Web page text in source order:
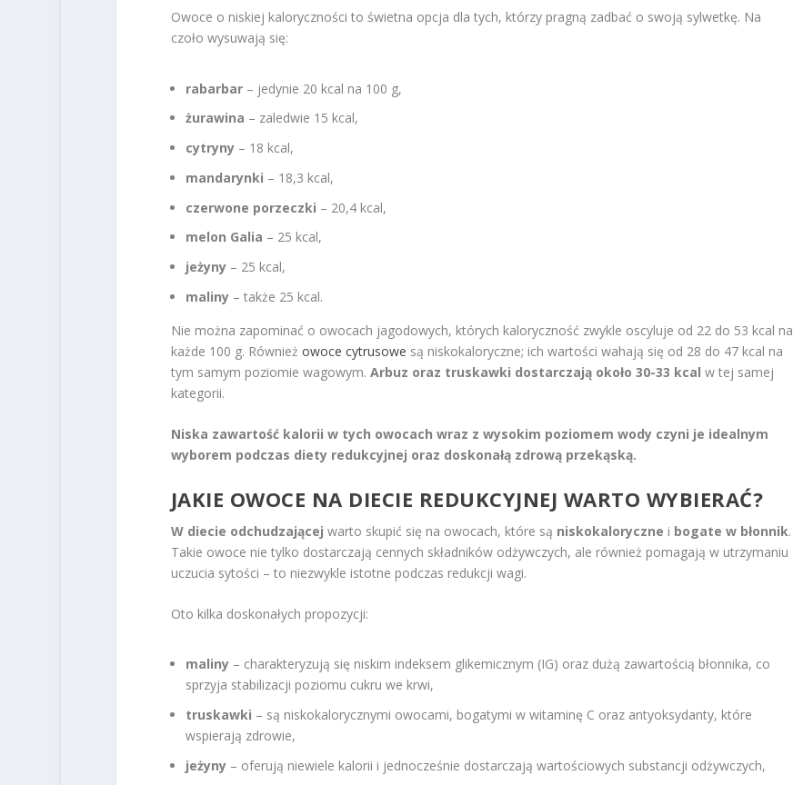
Owoce o niskiej kaloryczności to świetna opcja dla tych, którzy pragną zadbać o swoją sylwetkę. Na
czoło wysuwają się:
rabarbar– jedynie 20 kcal na 100 g,
żurawina – zaledwie 15 kcal,
cytryny– 18 kcal,
mandarynki – 18,3 kcal,
czerwone porzeczki – 20,4 kcal,
melon Galia – 25 kcal,
jeżyny– 25 kcal,
maliny– także 25 kcal.
Nie można zapominać o owocach jagodowych, których kaloryczność zwykle oscyluje od 22 do 53 kcal na
każde 100 g. Również owoce cytrusowe są niskokaloryczne; ich wartości wahają się od 28 do 47 kcal na
tym samym poziomie wagowym. Arbuz oraz truskawki dostarczają około 30-33 kcal w tej samej
kategorii.
Niska zawartość kalorii w tych owocach wraz z wysokim poziomem wody czyni je idealnym
wyborem podczas diety redukcyjnej oraz doskonałą zdrową przekąską.
JAKIE OWOCE NA DIECIE REDUKCYJNEJ WARTO WYBIERAĆ?
W diecie odchudzającej warto skupić się na owocach, które są niskokaloryczne i bogate w błonnik.
Takie owoce nie tylko dostarczają cennych składników odżywczych, ale również pomagają w utrzymaniu
uczucia sytości – to niezwykle istotne podczas redukcji wagi.
Oto kilka doskonałych propozycji:
maliny– charakteryzują się niskim indeksem glikemicznym (IG) oraz dużą zawartością błonnika, co
sprzyja stabilizacji poziomu cukru we krwi,
truskawki – są niskokalorycznymi owocami, bogatymi w witaminę C oraz antyoksydanty, które
wspierają zdrowie,
jeżyny– oferują niewiele kalorii i jednocześnie dostarczają wartościowych substancji odżywczych,